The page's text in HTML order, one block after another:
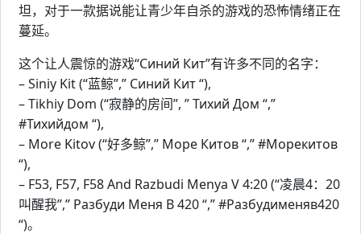
坦，对于一款据说能让青少年自杀的游戏的恐怖情绪正在
蔓延。
这个让人震惊的游戏“Синий Кит”有许多不同的名字：
– Siniy Kit (“蓝鲸”,” Синий Кит “),
– Tikhiy Dom (“寂静的房间”, ” Тихий Дом “,”
#Тихийдом “),
– More Kitov (“好多鲸”,” Море Китов “,” #Морекитов
“),
– F53, F57, F58 And Razbudi Menya V 4:20 (“凌晨4：20
叫醒我”,” Разбуди Меня В 420 “,” #Разбудименяв420
“)。